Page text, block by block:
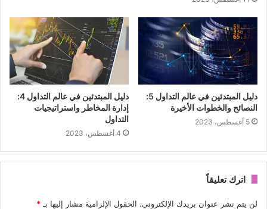
دليل المبتدئين في عالم التداول 5:
النصائح والخطوات الأخيرة
5 أغسطس، 2023
دليل المبتدئين في عالم التداول 4:
إدارة المخاطر واستراتيجيات
التداول
4 أغسطس، 2023
اترك تعليقاً
لن يتم نشر عنوان بريدك الإلكتروني. الحقول الإلزامية مشار إليها بـ *